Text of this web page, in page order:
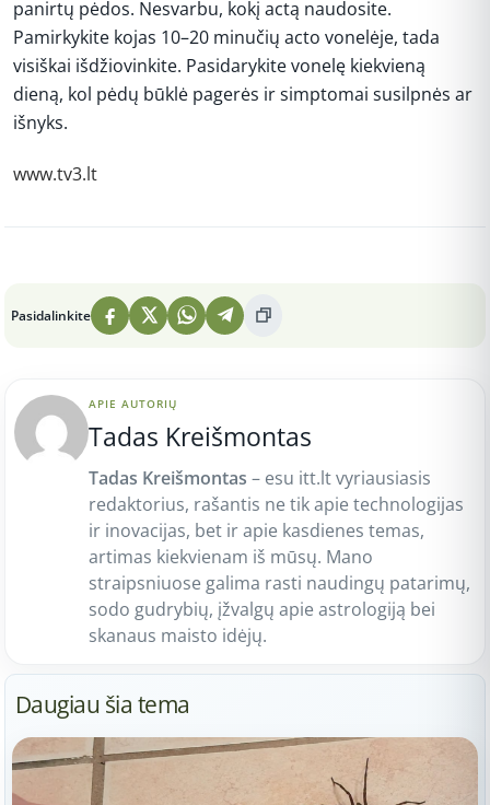
panirtų pėdos. Nesvarbu, kokį actą naudosite.
Pamirkykite kojas 10–20 minučių acto vonelėje, tada
visiškai išdžiovinkite. Pasidarykite vonelę kiekvieną
dieną, kol pėdų būklė pagerės ir simptomai susilpnės ar
išnyks.
www.tv3.lt
Pasidalinkite
APIE AUTORIŲ
Tadas Kreišmontas
Tadas Kreišmontas – esu itt.lt vyriausiasis
redaktorius, rašantis ne tik apie technologijas
ir inovacijas, bet ir apie kasdienes temas,
artimas kiekvienam iš mūsų. Mano
straipsniuose galima rasti naudingų patarimų,
sodo gudrybių, įžvalgų apie astrologiją bei
skanaus maisto idėjų.
Daugiau šia tema